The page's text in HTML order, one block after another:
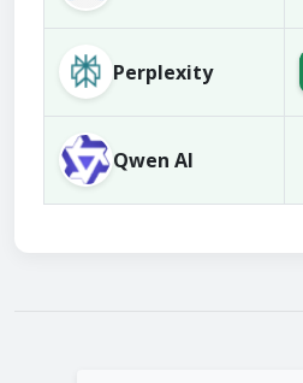
Perplexity
Qwen AI